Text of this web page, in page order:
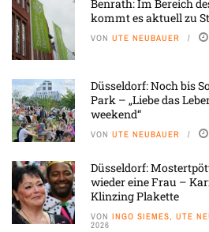
Benrath: Im Bereich
kommt es aktuell zu
VON UTE NEUBAUER
Düsseldorf: Noch bis
Park – „Liebe das
weekend“
VON UTE NEUBAUER
Düsseldorf:
wieder eine Frau –
Klinzing Plakette
VON INGO SIEMES, UTE
2026